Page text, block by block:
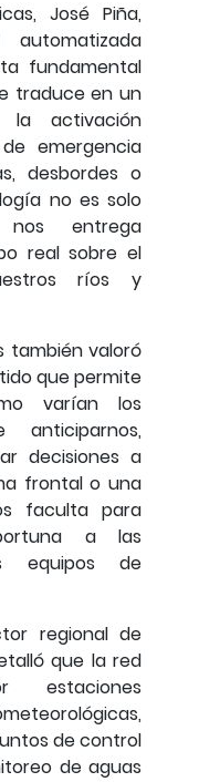
José Piña,
fundamental
traduce en un
la activación
emergencia
desbordes o
no es solo
entrega
real sobre el
ríos y
también valoró
que permite
varían los
anticiparnos,
decisiones a
frontal o una
faculta para
a las
equipos de
regional de
que la red
estaciones
de control
de aguas